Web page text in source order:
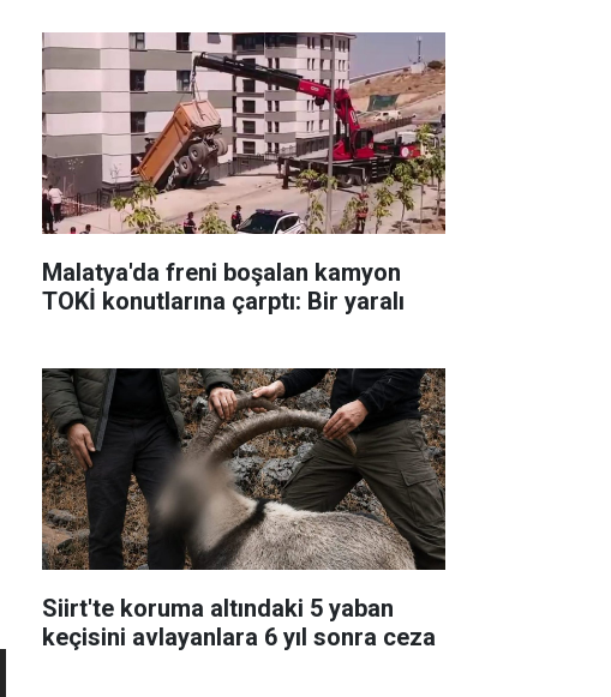
Malatya'da freni boşalan kamyon
TOKİ konutlarına çarptı: Bir yaralı
Siirt'te koruma altındaki 5 yaban
keçisini avlayanlara 6 yıl sonra ceza